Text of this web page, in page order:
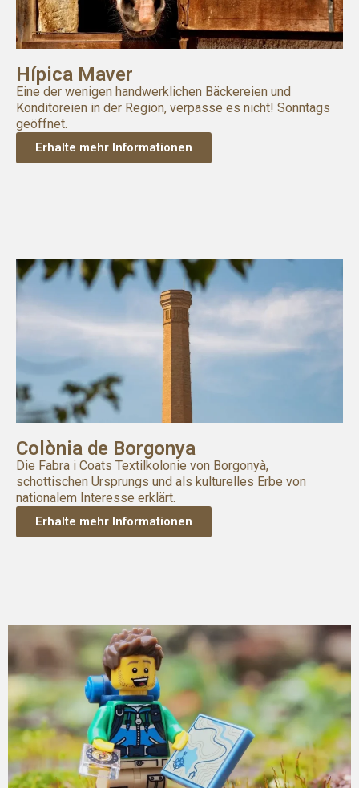
Hípica Maver
Eine der wenigen handwerklichen Bäckereien und
Konditoreien in der Region, verpasse es nicht! Sonntags
geöffnet.
Erhalte mehr Informationen
Colònia de Borgonya
Die Fabra i Coats Textilkolonie von Borgonyà,
schottischen Ursprungs und als kulturelles Erbe von
nationalem Interesse erklärt.
Erhalte mehr Informationen